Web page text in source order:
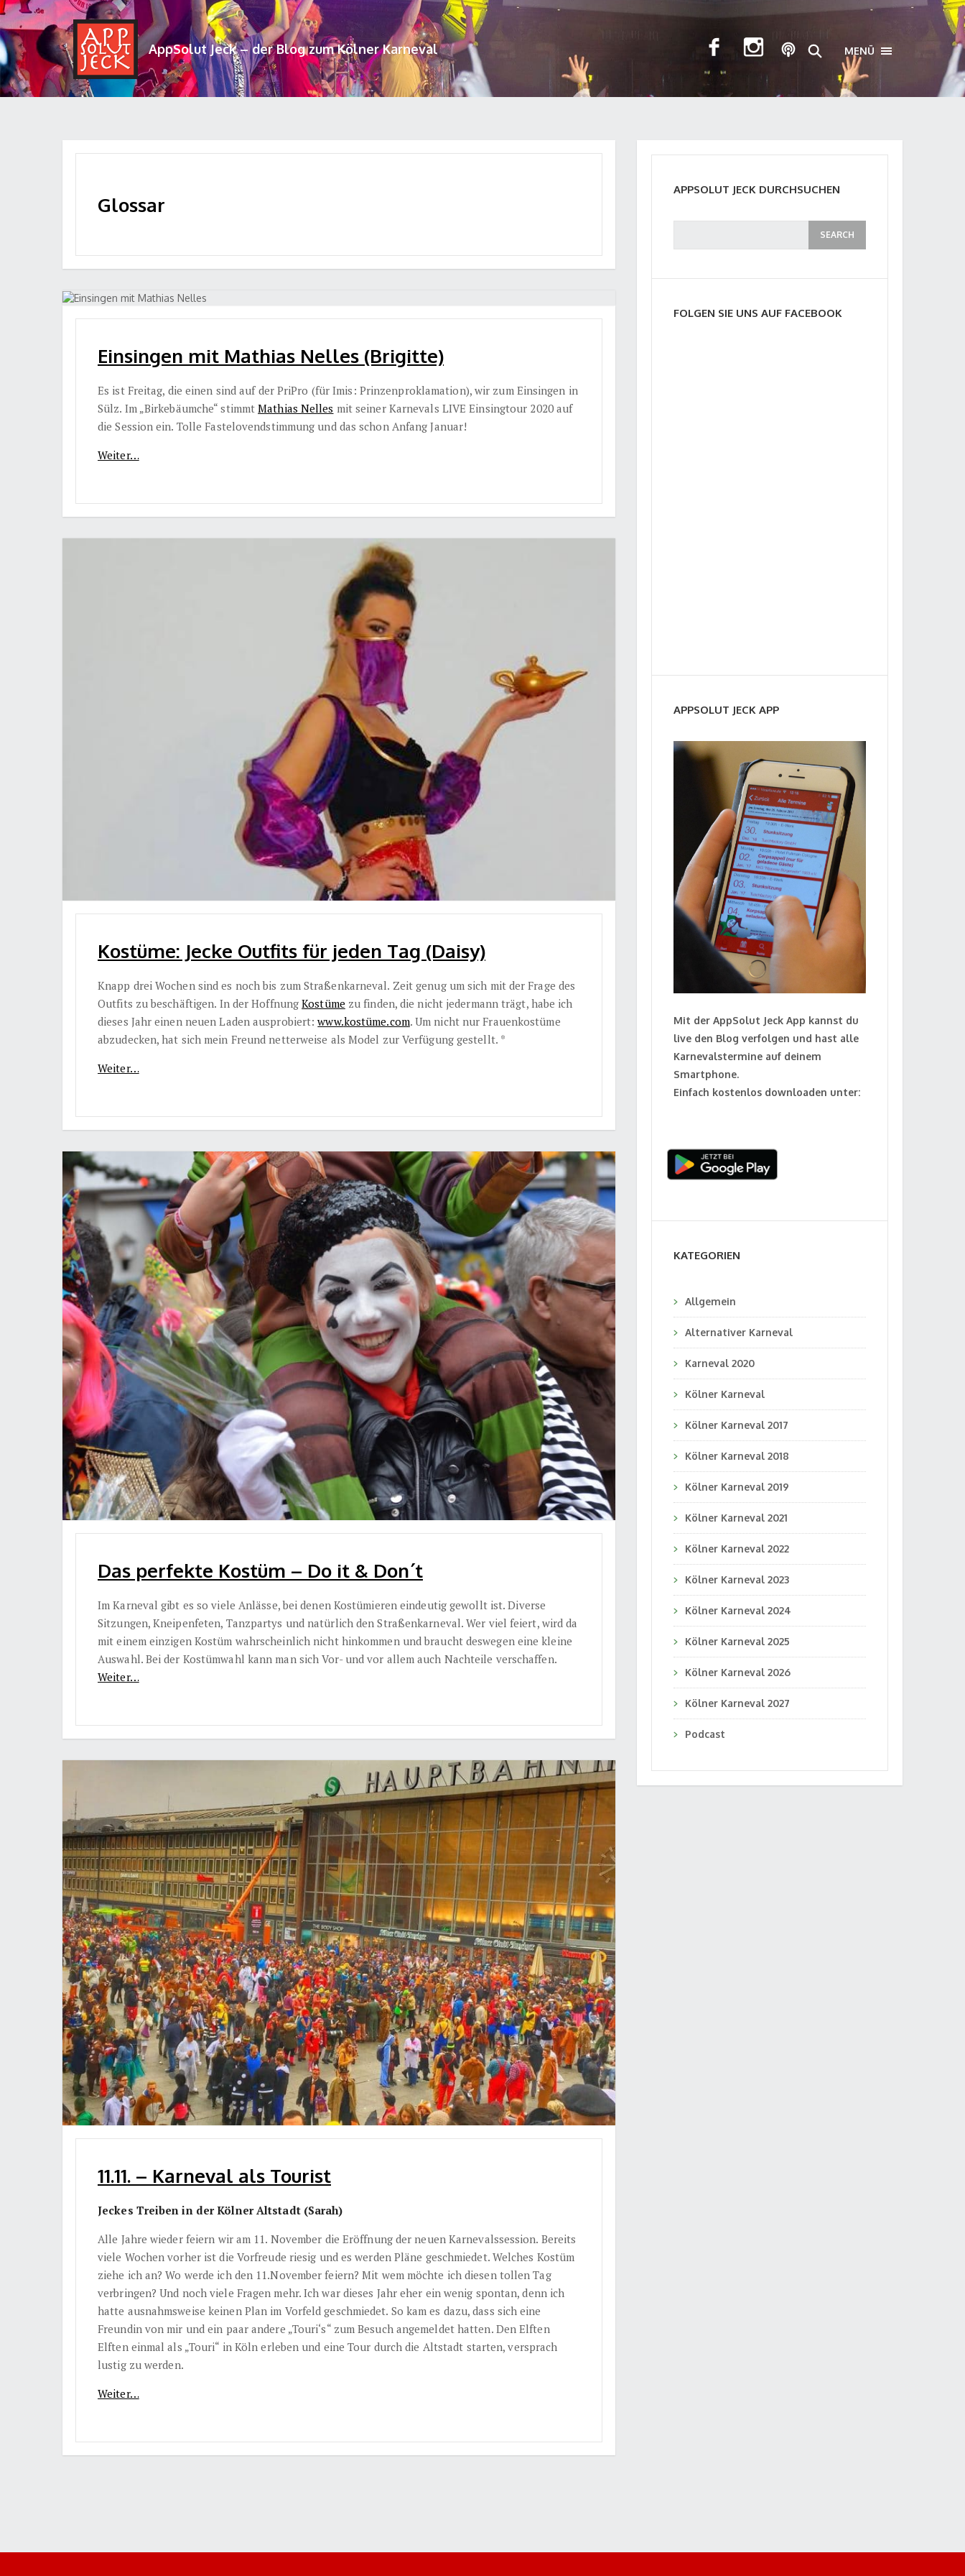
AppSolut Jeck – der Blog zum Kölner Karneval MENÜ TOGGLE
Glossar
Einsingen mit Mathias Nelles (Brigitte)
Es ist Freitag, die einen sind auf der PriPro (für Imis: Prinzenproklamation), wir zum Einsingen in
Sülz. Im „Birkebäumche“ stimmtMathias Nelles mit seiner Karnevals LIVE Einsingtour 2020 auf
die Session ein. Tolle Fastelovendstimmung und das schon Anfang Januar!
Weiter…
Kostüme: Jecke Outfits für jeden Tag (Daisy)
Knapp drei Wochen sind es noch bis zum Straßenkarneval. Zeit genug um sich mit der Frage des
Outfits zu beschäftigen. In der HoffnungKostüme zu finden, die nicht jedermann trägt, habe ich
dieses Jahr einen neuen Laden ausprobiert:www.kostüme.com. Um nicht nur Frauenkostüme
abzudecken, hat sich mein Freund netterweise als Model zur Verfügung gestellt. *
Weiter…
Das perfekte Kostüm – Do it & Don´t
Im Karneval gibt es so viele Anlässe, bei denen Kostümieren eindeutig gewollt ist. Diverse
Sitzungen, Kneipenfeten, Tanzpartys und natürlich den Straßenkarneval. Wer viel feiert, wird da
mit einem einzigen Kostüm wahrscheinlich nicht hinkommen und braucht deswegen eine kleine
Auswahl. Bei der Kostümwahl kann man sich Vor- und vor allem auch Nachteile verschaffen.
Weiter…
11.11. – Karneval als Tourist
Jeckes Treiben in der Kölner Altstadt (Sarah)
Alle Jahre wieder feiern wir am 11. November die Eröffnung der neuen Karnevalssession. Bereits
viele Wochen vorher ist die Vorfreude riesig und es werden Pläne geschmiedet. Welches Kostüm
ziehe ich an? Wo werde ich den 11.November feiern? Mit wem möchte ich diesen tollen Tag
verbringen? Und noch viele Fragen mehr. Ich war dieses Jahr eher ein wenig spontan, denn ich
hatte ausnahmsweise keinen Plan im Vorfeld geschmiedet. So kam es dazu, dass sich eine
Freundin von mir und ein paar andere „Touri‘s“ zum Besuch angemeldet hatten. Den Elften
Elften einmal als „Touri“ in Köln erleben und eine Tour durch die Altstadt starten, versprach
lustig zu werden.
Weiter…
APPSOLUT JECK DURCHSUCHEN
FOLGEN SIE UNS AUF FACEBOOK
APPSOLUT JECK APP
Mit der AppSolut Jeck App kannst du
live den Blog verfolgen und hast alle
Karnevalstermine auf deinem
Smartphone.
Einfach kostenlos downloaden unter:
KATEGORIEN
Allgemein
Alternativer Karneval
Karneval 2020
Kölner Karneval
Kölner Karneval 2017
Kölner Karneval 2018
Kölner Karneval 2019
Kölner Karneval 2021
Kölner Karneval 2022
Kölner Karneval 2023
Kölner Karneval 2024
Kölner Karneval 2025
Kölner Karneval 2026
Kölner Karneval 2027
Podcast